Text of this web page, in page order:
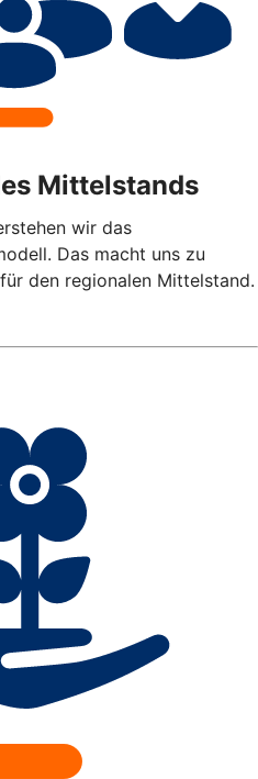
Mittelstands
wir das
Das macht uns zu
den regionalen Mittelstand.